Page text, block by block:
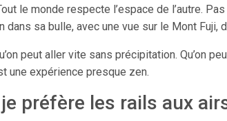
le monde respecte l’espace de l’autre.
dans sa bulle, avec une vue sur le Mont
peut aller vite sans précipitation. Qu’on
une expérience presque zen.
préfère les rails aux